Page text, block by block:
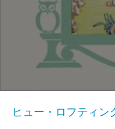
ヒュー・ロフティン